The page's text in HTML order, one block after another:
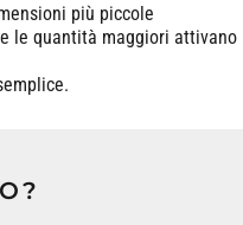
più piccole
le quantità maggiori attivano